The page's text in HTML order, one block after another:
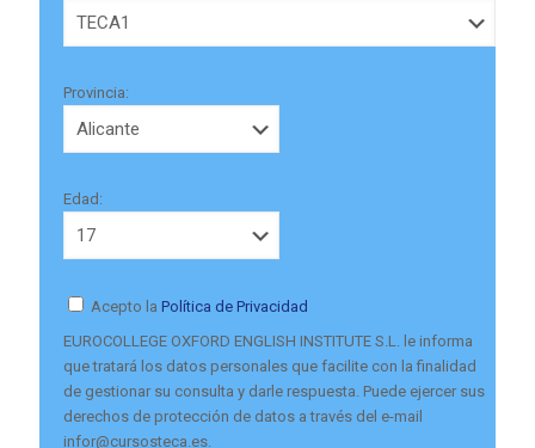
Provincia:
Edad:
Acepto la Política de Privacidad
EUROCOLLEGE OXFORD ENGLISH INSTITUTE S.L. le informa
que tratará los datos personales que facilite con la finalidad
de gestionar su consulta y darle respuesta. Puede ejercer sus
derechos de protección de datos a través del e-mail
infor@cursosteca.es.